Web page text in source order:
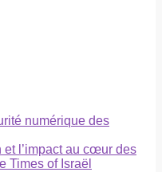
numérique des
et l’impact au cœur des
Times of Israël